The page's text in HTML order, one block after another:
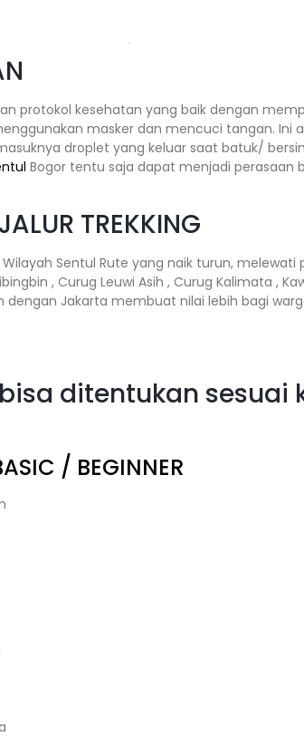
protokol kesehatan yang baik dengan
masker dan mencuci tangan. Ini
droplet yang keluar saat batuk/
Bogor tentu saja dapat menjadi perasaan
TREKKING
Sentul Rute yang naik turun,
, Curug Leuwi Asih , Curug Kalimata ,
dengan Jakarta membuat nilai lebih bagi
ditentukan sesuai
/ BEGINNER